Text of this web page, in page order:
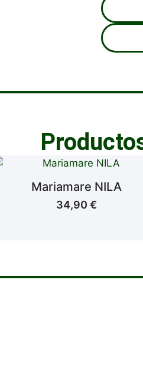
Mariamare NILA
34,90€